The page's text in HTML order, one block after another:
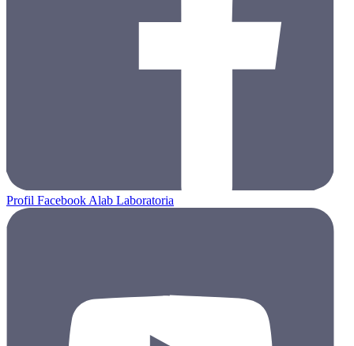
Profil Facebook Alab Laboratoria